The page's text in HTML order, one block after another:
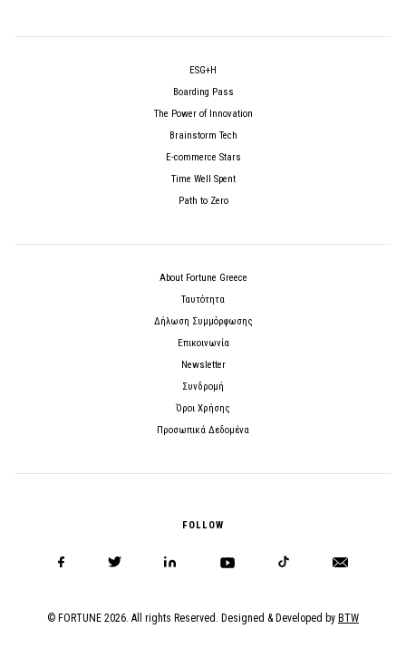
ESG+H
Boarding Pass
The Power of Innovation
Brainstorm Tech
E-commerce Stars
Time Well Spent
Path to Zero
About Fortune Greece
Ταυτότητα
Δήλωση Συμμόρφωσης
Επικοινωνία
Newsletter
Συνδρομή
Όροι Χρήσης
Προσωπικά Δεδομένα
FOLLOW
© FORTUNE 2026. All rights Reserved. Designed & Developed by BTW